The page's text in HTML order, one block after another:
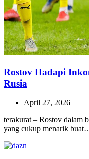
Rostov Hadapi
Rusia
April 27, 2026
terakurat – Rostov dalam
yang cukup menarik